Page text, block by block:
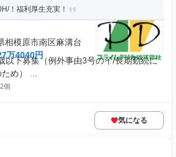
！福利厚生充実！
相模原市南区麻溝台
万4040円
以下募集（例外事由3号のイ/長期勤続に
め） ...
個
気になる